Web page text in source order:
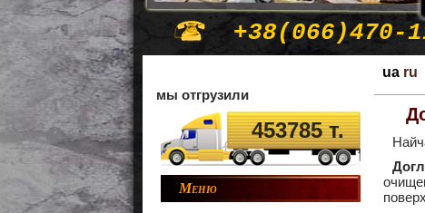
+38(066)470-
ua ru
мы отгрузили
453785 т.
Меню